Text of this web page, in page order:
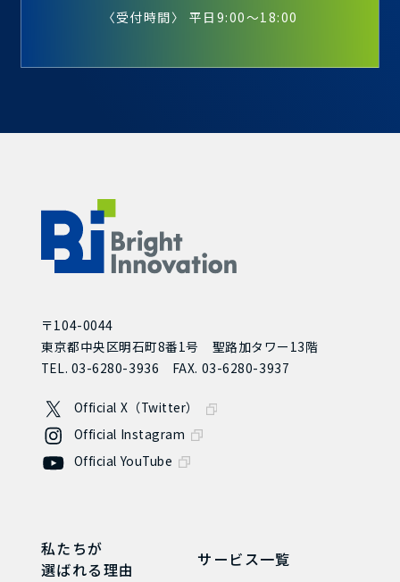
〈受付時間〉 平日9:00～18:00
〒104-0044
東京都中央区明石町8番1号 聖路加タワー13階
TEL. 03-6280-3936 FAX. 03-6280-3937
Official X（Twitter）
Official Instagram
Official YouTube
私たちが
選ばれる理由
サービス一覧